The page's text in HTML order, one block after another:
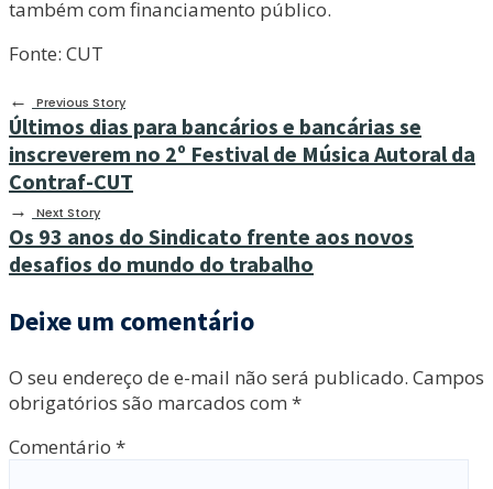
também com financiamento público.
Fonte: CUT
←
Previous Story
Últimos dias para bancários e bancárias se
inscreverem no 2º Festival de Música Autoral da
Contraf-CUT
→ Next Story
Os 93 anos do Sindicato frente aos novos
desafios do mundo do trabalho
Deixe um comentário
O seu endereço de e-mail não será publicado. Campos
obrigatórios são marcados com *
Comentário *